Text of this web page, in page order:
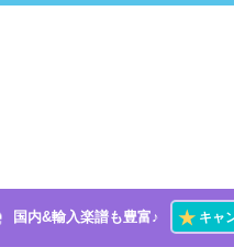
国内&輸入楽譜も豊富♪ ★キャ